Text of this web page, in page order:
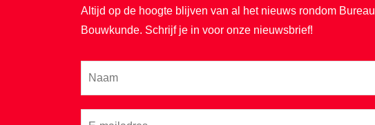
Altijd op de hoogte blijven van al het nieuws rondom Bureau
Bouwkunde. Schrijf je in voor onze nieuwsbrief!